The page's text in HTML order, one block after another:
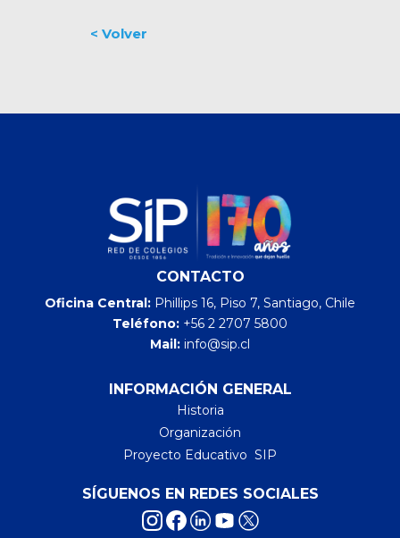
CONTACTO
Oficina Central: Phillips 16, Piso 7, Santiago, Chile
Teléfono: +56 2 2707 5800
Mail: info@sip.cl
INFORMACIÓN GENERAL
Historia
Organización
Proyecto Educativo SIP
SÍGUENOS EN REDES SOCIALES